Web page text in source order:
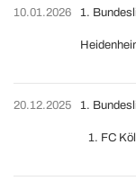
10.01.2026 1.
20.12.2025
1. FC
1.